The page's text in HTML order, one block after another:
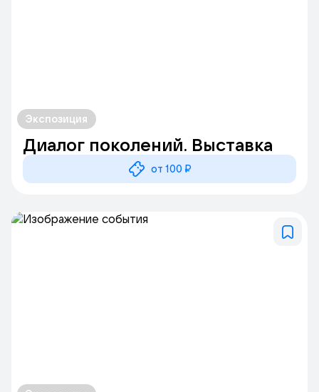
Экспозиция
Диалог поколений. Выставка
от 100 ₽